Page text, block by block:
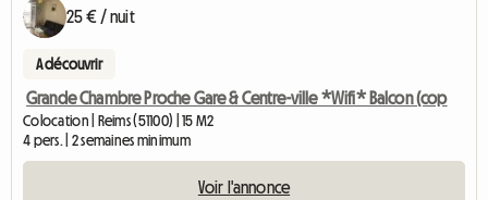
25 € / nuit
A découvrir
Grande Chambre Proche Gare & Centre-ville *Wifi* Balcon (cop
Colocation | Reims (51100) | 15 M2
4 pers. | 2 semaines minimum
Voir l'annonce